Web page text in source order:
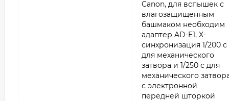
Canon, для вспышек с
влагозащищенным
башмаком необходим
адаптер AD-E1, X-
синхронизация 1/200 с
для механического
затвора и 1/250 с для
механического
с электронной
передней шторкой